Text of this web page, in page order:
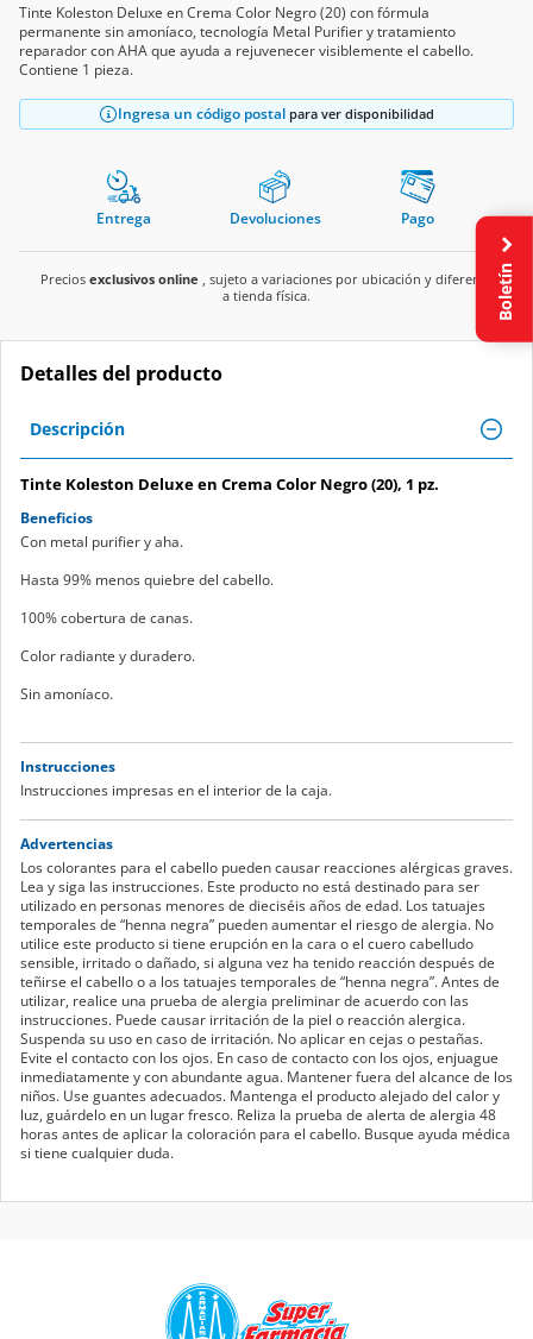
Tinte Koleston Deluxe en Crema Color Negro (20) con fórmula
permanente sin amoníaco, tecnología Metal Purifier y tratamiento
reparador con AHA que ayuda a rejuvenecer visiblemente el cabello.
Contiene 1 pieza.
Ingresa un código postal para ver disponibilidad
Entrega Devoluciones Pago
Precios exclusivos online , sujeto a variaciones por ubicación y diferente
a tienda física.
Detalles del producto
Descripción
Tinte Koleston Deluxe en Crema Color Negro (20), 1 pz.
Beneficios
Con metal purifier y aha.
Hasta 99% menos quiebre del cabello.
100% cobertura de canas.
Color radiante y duradero.
Sin amoníaco.
Instrucciones
Instrucciones impresas en el interior de la caja.
Advertencias
Los colorantes para el cabello pueden causar reacciones alérgicas graves.
Lea y siga las instrucciones. Este producto no está destinado para ser
utilizado en personas menores de dieciséis años de edad. Los tatuajes
temporales de “henna negra” pueden aumentar el riesgo de alergia. No
utilice este producto si tiene erupción en la cara o el cuero cabelludo
sensible, irritado o dañado, si alguna vez ha tenido reacción después de
teñirse el cabello o a los tatuajes temporales de “henna negra”. Antes de
utilizar, realice una prueba de alergia preliminar de acuerdo con las
instrucciones. Puede causar irritación de la piel o reacción alergica.
Suspenda su uso en caso de irritación. No aplicar en cejas o pestañas.
Evite el contacto con los ojos. En caso de contacto con los ojos, enjuague
inmediatamente y con abundante agua. Mantener fuera del alcance de los
niños. Use guantes adecuados. Mantenga el producto alejado del calor y
luz, guárdelo en un lugar fresco. Reliza la prueba de alerta de alergia 48
horas antes de aplicar la coloración para el cabello. Busque ayuda médica
si tiene cualquier duda.
Boletín